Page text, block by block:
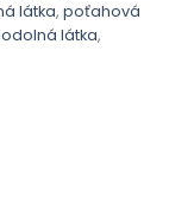
látka, poťahová
látka,